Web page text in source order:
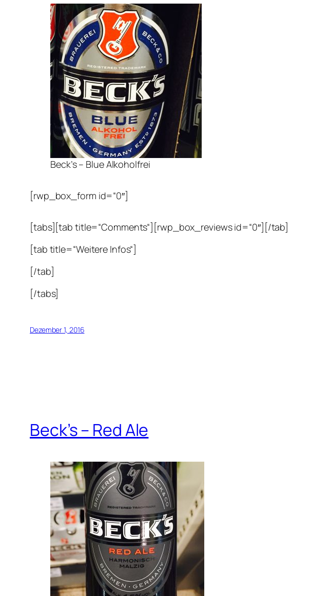
Beck’s – Blue Alkoholfrei
[rwp_box_form id=“0″]
[tabs][tab title=“Comments“][rwp_box_reviews id=“0″][/tab]
[tab title=“Weitere Infos“]
[/tab]
[/tabs]
Dezember 1, 2016
Beck’s – Red Ale